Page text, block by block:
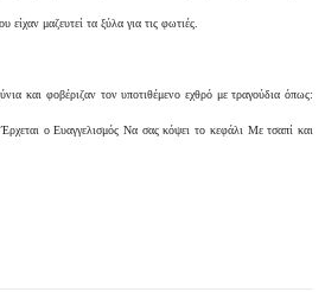
μαζευτεί τα ξύλα για τις φωτιές.
και φοβέριζαν τον υποτιθέμενο εχθρό με τραγούδια όπως:
Έρχεται ο Ευαγγελισμός Να σας κόψει το κεφάλι Με τσαπί και